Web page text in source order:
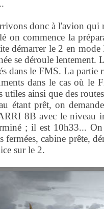
donc à l'avion qui
on commence la
démarrer le 2 en
se déroule lentement.
dans le FMS. La partie
dans le cas où le
utiles ainsi que des
étant prêt, on
8B avec le niveau
; il est 10h33...
fermées, cabine prête,
sur le 2.